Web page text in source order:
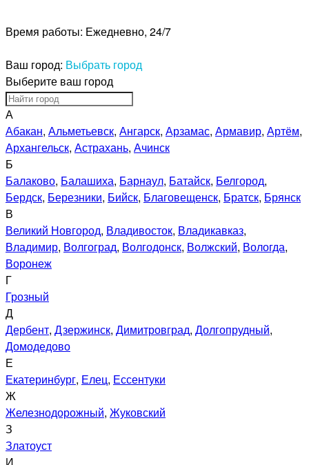
Время работы: Ежедневно, 24/7
Ваш город: Выбрать город
Выберите ваш город
А
Абакан, Альметьевск, Ангарск, Арзамас, Армавир, Артём,
Архангельск, Астрахань, Ачинск
Б
Балаково, Балашиха, Барнаул, Батайск, Белгород,
Бердск, Березники, Бийск, Благовещенск, Братск, Брянск
В
Великий Новгород, Владивосток, Владикавказ,
Владимир, Волгоград, Волгодонск, Волжский, Вологда,
Воронеж
Г
Грозный
Д
Дербент, Дзержинск, Димитровград, Долгопрудный,
Домодедово
Е
Екатеринбург, Елец, Ессентуки
Ж
Железнодорожный, Жуковский
З
Златоуст